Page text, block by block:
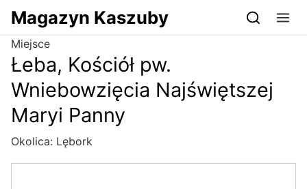
Przejdź do serwisu magazynkaszuby.pl
Magazyn Kaszuby
Miejsce
Łeba, Kościół pw.
Wniebowzięcia Najświętszej
Maryi Panny
Okolica: Lębork